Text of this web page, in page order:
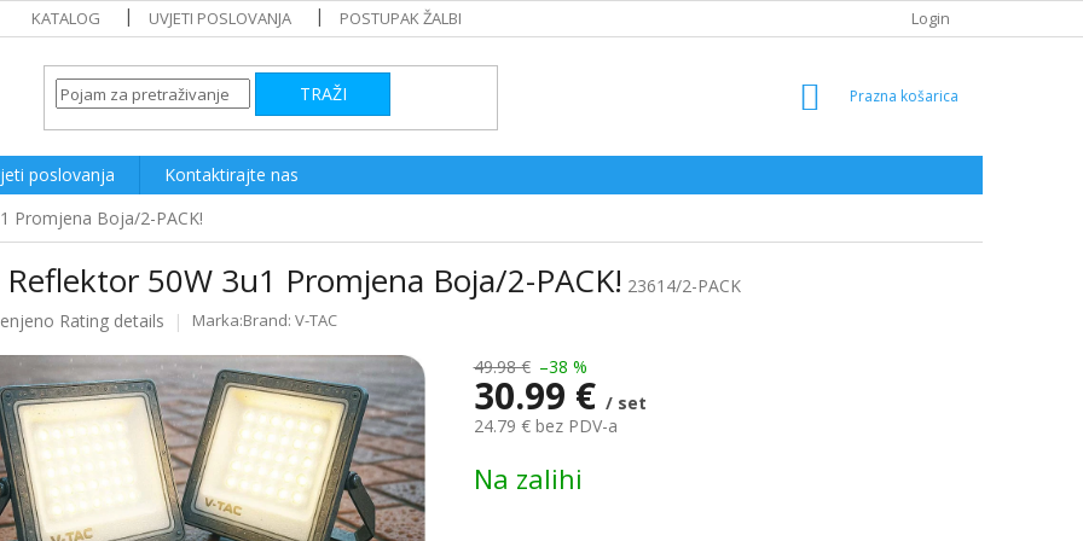
KATALOG UVJETI POSLOVANJA POSTUPAK ŽALBI Login
TRAŽI
SHOPPING
poslovanja
Kontaktirajte nas
Promjena Boja/2-PACK!
Reflektor 50W 3u1 Promjena Boja/2-PACK! 23614/2-PACK
Rating details Brand: V-TAC
49.98 € –38 %
30.99 € / set
24.79 € bez PDV-a
price:
Na zalihi